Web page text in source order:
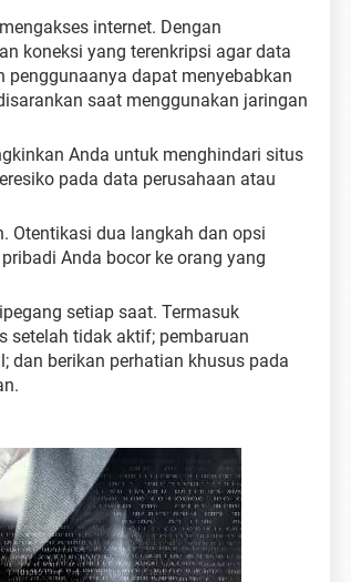
internet. Dengan
koneksi yang terenkripsi agar data
dapat menyebabkan
saat menggunakan jaringan
Anda untuk menghindari situs
pada data perusahaan atau
Otentikasi dua langkah dan opsi
Anda bocor ke orang yang
setiap saat. Termasuk
setelah tidak aktif; pembaruan
dan berikan perhatian khusus pada